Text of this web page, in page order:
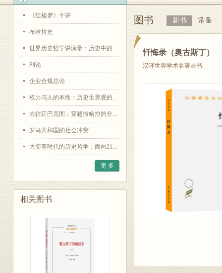
《红楼梦》十讲
布哈拉史
世界历史哲学讲演录：历史中的...
利论
企业合规总论
权力与人的本性：历史世界观的...
去往廷巴克图：穿越撒哈拉的非...
罗马共和国的社会冲突
大变革时代的历史哲学：面向21...
更 多
相关图书
图书 新书 常备
忏悔录（奥古斯丁）
汉译世界学术名著丛书